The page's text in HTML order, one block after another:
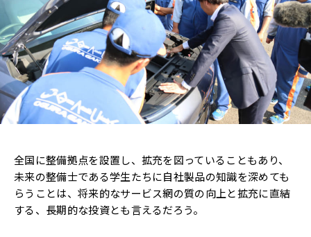
全国に整備拠点を設置し、拡充を図っていることもあり、
未来の整備士である学生たちに自社製品の知識を深めても
らうことは、将来的なサービス網の質の向上と拡充に直結
する、長期的な投資とも言えるだろう。